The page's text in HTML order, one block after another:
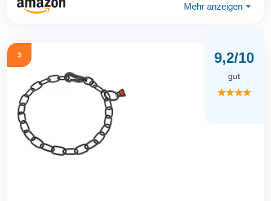
Mehr anzeigen ⏷
3 9,2/10
gut
★★★★